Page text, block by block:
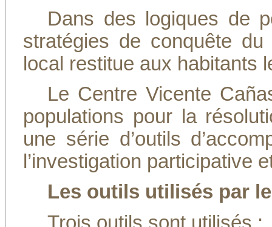
Dans des logiques de
stratégies de conquête
local restitue aux habitants
Le Centre Vicente
populations pour la
une série d’outils
l’investigation participative
Les outils utilisés par
Trois outils sont utilisés :